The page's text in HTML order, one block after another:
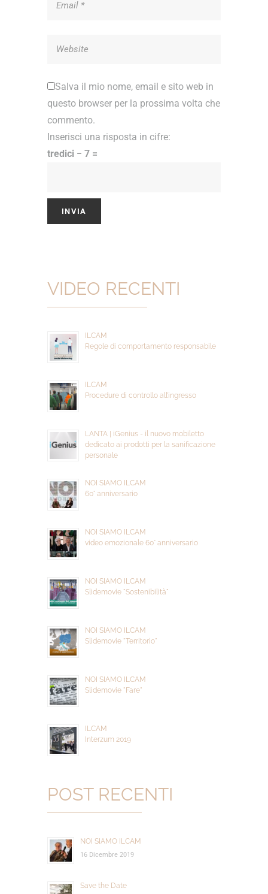
Salva il mio nome, email e sito web in
questo browser per la prossima volta che
commento.
Inserisci una risposta in cifre:
tredici − 7 =
VIDEO RECENTI
ILCAM
Regole di comportamento responsabile
ILCAM
Procedure di controllo all’ingresso
LANTA | iGenius - il nuovo mobiletto
dedicato ai prodotti per la sanificazione
personale
NOI SIAMO ILCAM
60° anniversario
NOI SIAMO ILCAM
video emozionale 60° anniversario
NOI SIAMO ILCAM
Slidemovie "Sostenibilità"
NOI SIAMO ILCAM
Slidemovie "Territorio"
NOI SIAMO ILCAM
Slidemovie "Fare"
ILCAM
Interzum 2019
POST RECENTI
NOI SIAMO ILCAM
16 Dicembre 2019
Save the Date